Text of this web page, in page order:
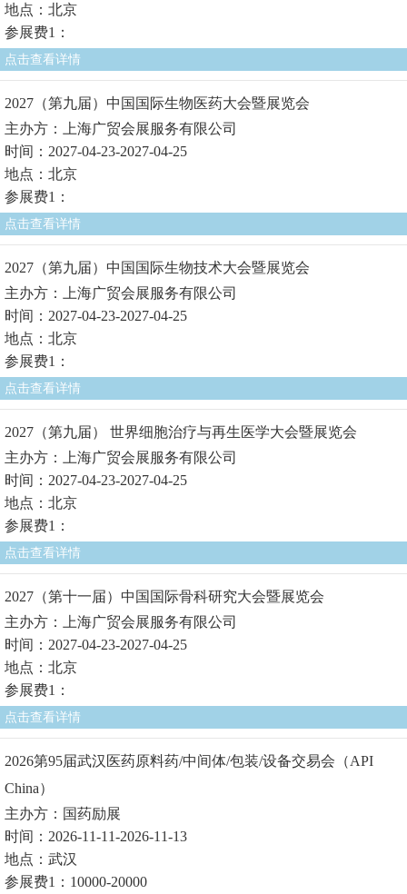
地点：北京
参展费1：
点击查看详情
2027（第九届）中国国际生物医药大会暨展览会
主办方：上海广贸会展服务有限公司
时间：2027-04-23-2027-04-25
地点：北京
参展费1：
点击查看详情
2027（第九届）中国国际生物技术大会暨展览会
主办方：上海广贸会展服务有限公司
时间：2027-04-23-2027-04-25
地点：北京
参展费1：
点击查看详情
2027（第九届） 世界细胞治疗与再生医学大会暨展览会
主办方：上海广贸会展服务有限公司
时间：2027-04-23-2027-04-25
地点：北京
参展费1：
点击查看详情
2027（第十一届）中国国际骨科研究大会暨展览会
主办方：上海广贸会展服务有限公司
时间：2027-04-23-2027-04-25
地点：北京
参展费1：
点击查看详情
2026第95届武汉医药原料药/中间体/包装/设备交易会（API
China）
主办方：国药励展
时间：2026-11-11-2026-11-13
地点：武汉
参展费1：10000-20000